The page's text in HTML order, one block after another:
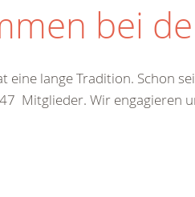
bei
eine lange Tradition. Schon
Mitglieder. Wir engagieren